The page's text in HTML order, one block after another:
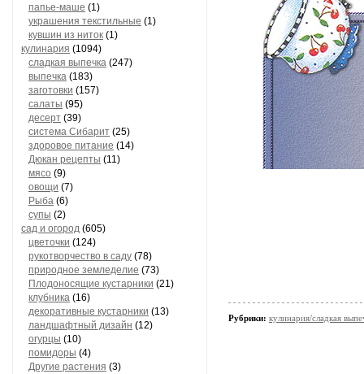
папье-маше (1)
украшения текстильные (1)
кувшин из ниток (1)
кулинария (1094)
сладкая выпечка (247)
выпечка (183)
заготовки (157)
салаты (95)
десерт (39)
система Сибарит (25)
здоровое питание (14)
Дюкан рецепты (11)
мясо (9)
овощи (7)
Рыба (6)
супы (2)
сад и огород (605)
цветочки (124)
рукотворчество в саду (78)
природное земледелие (73)
Плодоносящие кустарники (21)
клубника (16)
декоративные кустарники (13)
ландшафтный дизайн (12)
огурцы (10)
помидоры (4)
Другие растения (3)
Рубрики: кулинария/сладкая